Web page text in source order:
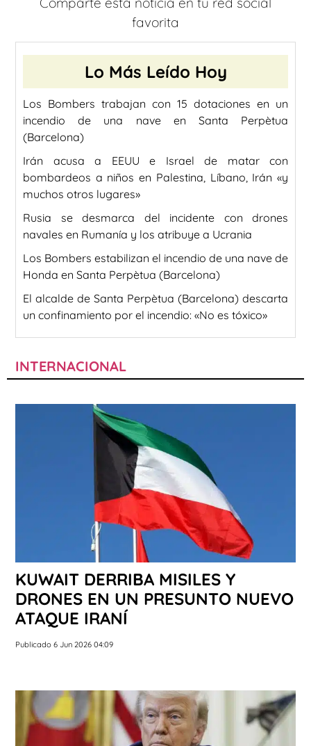
favorita
Lo Más Leído Hoy
Los Bombers trabajan con 15 dotaciones en un
incendio de una nave en Santa Perpètua
(Barcelona)
Irán acusa a EEUU e Israel de matar con
bombardeos a niños en Palestina, Líbano, Irán «y
muchos otros lugares»
Rusia se desmarca del incidente con drones
navales en Rumanía y los atribuye a Ucrania
Los Bombers estabilizan el incendio de una nave de
Honda en Santa Perpètua (Barcelona)
El alcalde de Santa Perpètua (Barcelona) descarta
un confinamiento por el incendio: «No es tóxico»
INTERNACIONAL
KUWAIT DERRIBA MISILES Y
DRONES EN UN PRESUNTO NUEVO
ATAQUE IRANÍ
Publicado 6 Jun 2026 04:09